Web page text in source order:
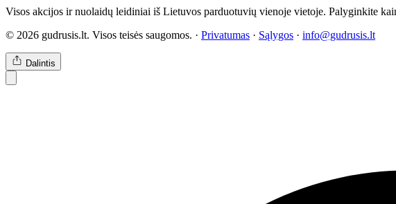
Visos akcijos ir nuolaidų leidiniai iš Lietuvos parduotuvių vienoje vietoje. Palyginkite
© 2026 gudrusis.lt. Visos teisės saugomos. · Privatumas · Sąlygos · info@gudrusis.lt
Dalintis